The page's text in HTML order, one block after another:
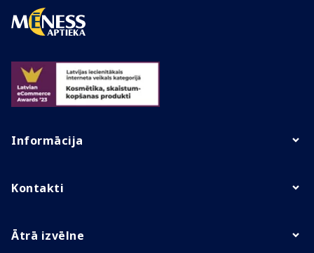
Informācija
Kontakti
Ātrā izvēlne